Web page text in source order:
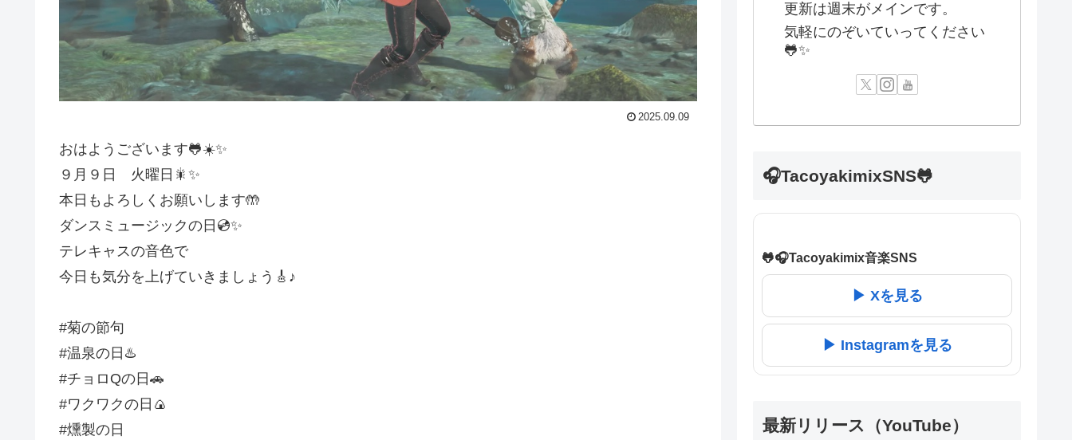
2025.09.09
おはようございます🐸☀️✨
９月９日 火曜日🎇✨
本日もよろしくお願いします🤲
ダンスミュージックの日💿✨
テレキャスの音色で
今日も気分を上げていきましょう🎸♪
#菊の節句
#温泉の日♨️
#チョロQの日🚗
#ワクワクの日🍙
#燻製の日
更新は週末がメインです。
気軽にのぞいていってください
🐸✨
🎧TacoyakimixSNS🐸
🐸🎧Tacoyakimix音楽SNS
▶ Xを見る
▶ Instagramを見る
最新リリース（YouTube）